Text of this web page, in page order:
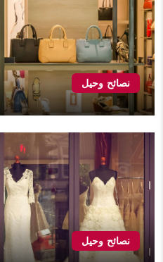
نصائح وحيل
نصائح وحيل